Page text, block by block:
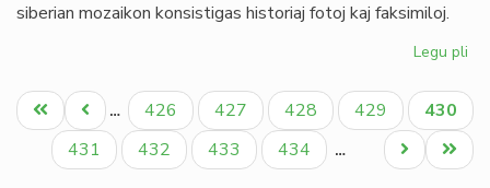
siberian mozaikon konsistigas historiaj fotoj kaj faksimiloj.
Legu pli
Pagination
Unua
paĝo
Antaŭa
paĝo
… Paĝo
426 Paĝo
427 Paĝo
428 Paĝo
429
Aktuala
paĝo
430
Paĝo
431 Paĝo
432 Paĝo
433 Paĝo
434 …
Last
page
Next
page